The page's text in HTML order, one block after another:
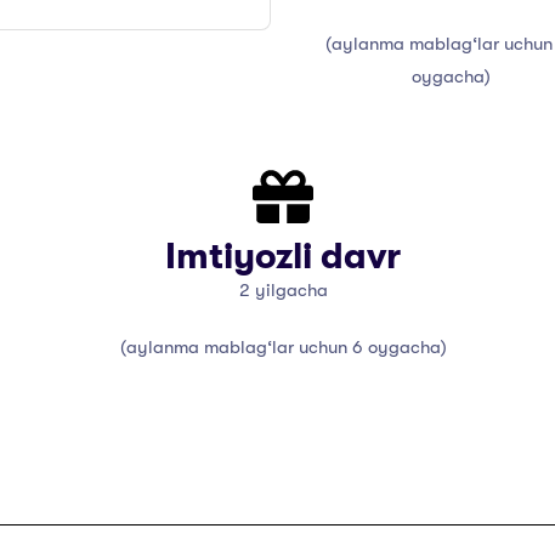
(aylanma mablag‘lar
oygacha)
Imtiyozli davr
2 yilgacha
(aylanma mablag‘lar uchun 6 oygacha)